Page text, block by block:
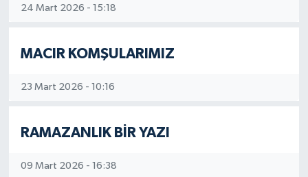
Boynukalın, Remzi Tartan, Hüsnü, Yusuf
olmuş, kayısımız parmak kalınlığında
Gelip görenlerin gözleri parlıyordu. Thomas
24 Mart 2026 - 15:18
MACIR KOMŞULARIMIZ
23 Mart 2026 - 10:16
RAMAZANLIK BİR YAZI
09 Mart 2026 - 16:38